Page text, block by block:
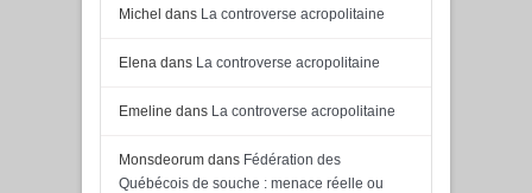
Michel dans La controverse acropolitaine
Elena dans La controverse acropolitaine
Emeline dans La controverse acropolitaine
Monsdeorum dans Fédération des
Québécois de souche : menace réelle ou